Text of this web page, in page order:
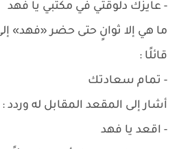
- عايزك دلوقتي في مكتبي يا فهد
ما هي إلا ثوانٍ حتى حضر «فهد»
قائلًا :
- تمام سعادتك
أشار إلى المقعد المقابل له وردد :
- اقعد يا فهد